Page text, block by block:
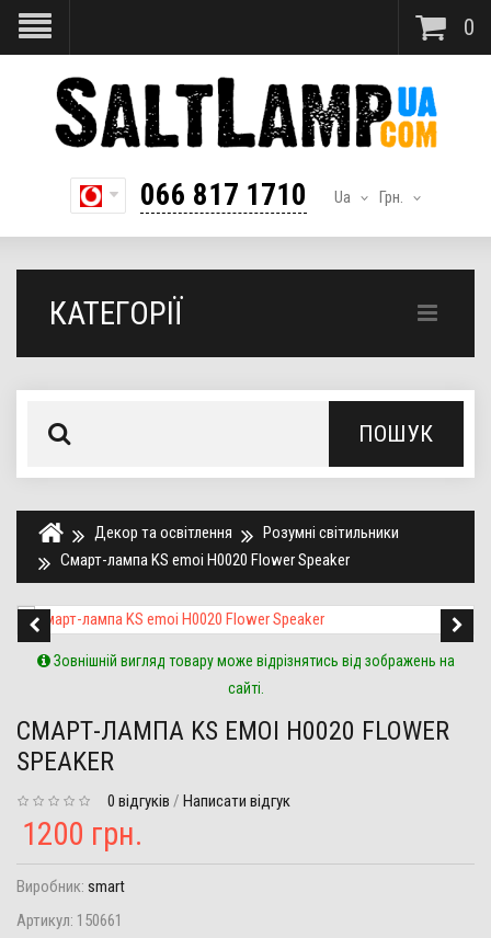
0
Грн.
Ua
066 817 1710
КАТЕГОРІЇ
ПОШУК
Декор та освітлення
Розумні світильники
Смарт-лампа KS emoi H0020 Flower Speaker
Зовнішній вигляд товару може відрізнятись від зображень на
сайті.
СМАРТ-ЛАМПА KS EMOI H0020 FLOWER
SPEAKER
0 відгуків / Написати відгук
1200 грн.
Виробник: smart
Артикул: 150661